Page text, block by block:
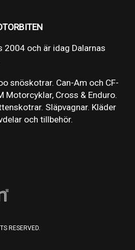
2004 och är idag Dalarnas
snöskotrar. Can-Am och CF-
Motorcyklar, Cross & Enduro.
Släpvagnar. Kläder
och tillbehör.
RESERVED.